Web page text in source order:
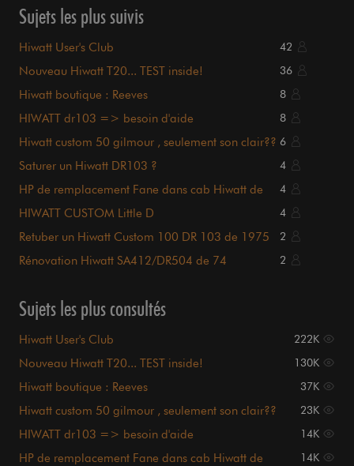
Sujets les plus suivis
Hiwatt User's Club 42
Nouveau Hiwatt T20... TEST inside! 36
Hiwatt boutique : Reeves 8
HIWATT dr103 => besoin d'aide 8
Hiwatt custom 50 gilmour , seulement son clair?? 6
Saturer un Hiwatt DR103 ? 4
HP de remplacement Fane dans cab Hiwatt de
4
HIWATT CUSTOM Little D 4
Retuber un Hiwatt Custom 100 DR 103 de 1975 2
Rénovation Hiwatt SA412/DR504 de 74 2
Sujets les plus consultés
Hiwatt User's Club 222K
Nouveau Hiwatt T20... TEST inside! 130K
Hiwatt boutique : Reeves 37K
Hiwatt custom 50 gilmour , seulement son clair?? 23K
HIWATT dr103 => besoin d'aide 14K
HP de remplacement Fane dans cab Hiwatt de
14K